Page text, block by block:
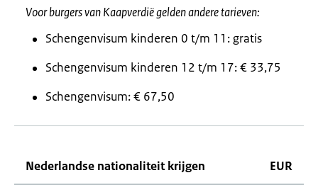
Voor burgers van Kaapverdië gelden andere tarieven:
Schengenvisum kinderen 0 t/m 11: gratis
Schengenvisum kinderen 12 t/m 17: € 33,75
Schengenvisum: € 67,50
Nederlandse nationaliteit krijgen EUR